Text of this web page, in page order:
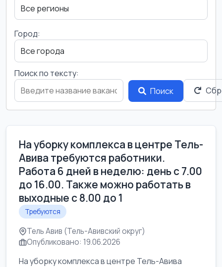
Город:
Поиск по тексту:
Поиск
На уборку комплекса в центре Тель-
Авива требуются работники.
Работа 6 дней в неделю: день с 7.00
до 16.00. Также можно работать в
выходные с 8.00 до 1
Требуются
Тель Авив (Тель-Авивский округ)
Опубликовано: 19.06.2026
На уборку комплекса в центре Тель-Авива